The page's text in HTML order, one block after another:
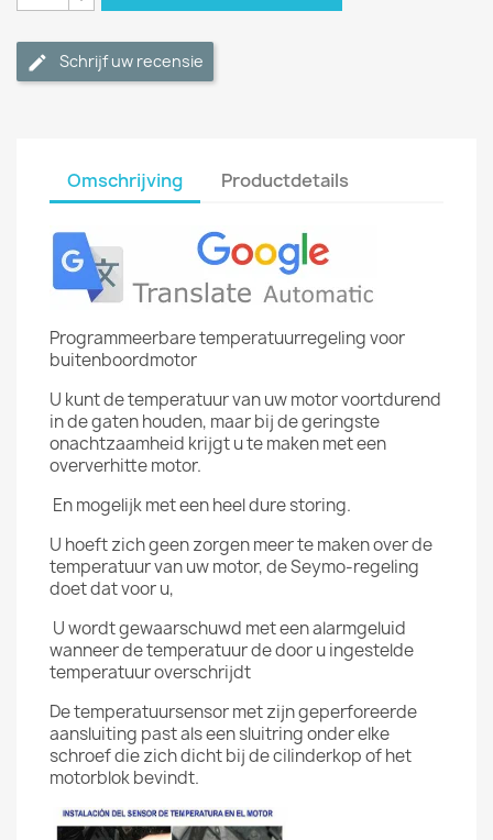
Schrijf uw recensie
Omschrijving Productdetails
Programmeerbare temperatuurregeling voor
buitenboordmotor
U kunt de temperatuur van uw motor voortdurend
in de gaten houden, maar bij de geringste
onachtzaamheid krijgt u te maken met een
oververhitte motor.
En mogelijk met een heel dure storing.
U hoeft zich geen zorgen meer te maken over de
temperatuur van uw motor, de Seymo-regeling
doet dat voor u,
U wordt gewaarschuwd met een alarmgeluid
wanneer de temperatuur de door u ingestelde
temperatuur overschrijdt
De temperatuursensor met zijn geperforeerde
aansluiting past als een sluitring onder elke
schroef die zich dicht bij de cilinderkop of het
motorblok bevindt.